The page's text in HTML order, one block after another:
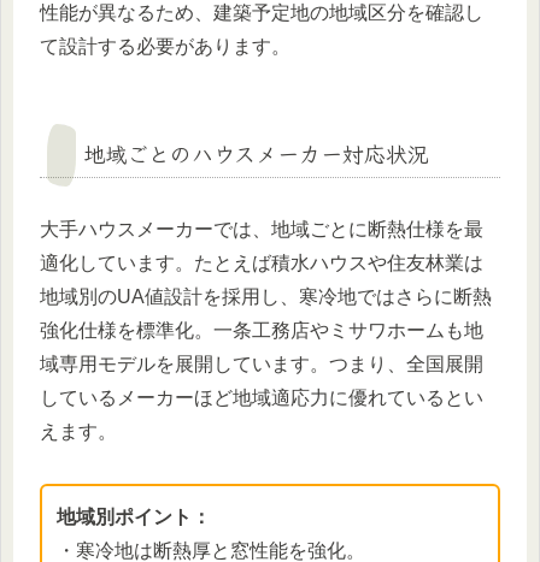
性能が異なるため、建築予定地の地域区分を確認し
て設計する必要があります。
地域ごとのハウスメーカー対応状況
大手ハウスメーカーでは、地域ごとに断熱仕様を最
適化しています。たとえば積水ハウスや住友林業は
地域別のUA値設計を採用し、寒冷地ではさらに断熱
強化仕様を標準化。一条工務店やミサワホームも地
域専用モデルを展開しています。つまり、全国展開
しているメーカーほど地域適応力に優れているとい
えます。
地域別ポイント：
・寒冷地は断熱厚と窓性能を強化。